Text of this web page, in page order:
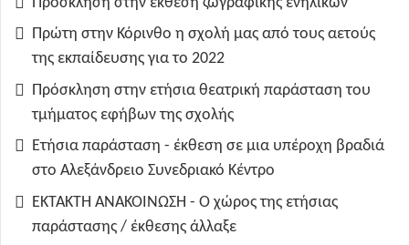
Πρώτη στην Κόρινθο η σχολή μας από τους αετούς
της εκπαίδευσης για το 2022
Πρόσκληση στην ετήσια θεατρική παράσταση του
τμήματος εφήβων της σχολής
Ετήσια παράσταση - έκθεση σε μια υπέροχη βραδιά
στο Αλεξάνδρειο Συνεδριακό Κέντρο
ΕΚΤΑΚΤΗ ΑΝΑΚΟΙΝΩΣΗ - Ο χώρος της ετήσιας
παράστασης / έκθεσης άλλαξε